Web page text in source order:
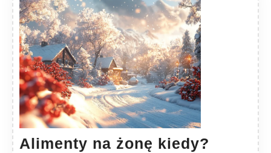
Alimenty na żonę kiedy?